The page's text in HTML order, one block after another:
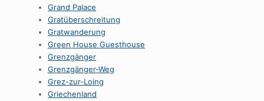
Grand Palace
Gratüberschreitung
Gratwanderung
Green House Guesthouse
Grenzgänger
Grenzgänger-Weg
Grez-zur-Loing
Griechenland